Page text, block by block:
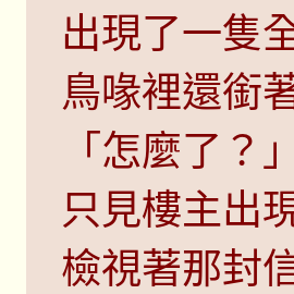
出現了一隻
鳥喙裡還銜
「怎麼了？
只見樓主出
檢視著那封